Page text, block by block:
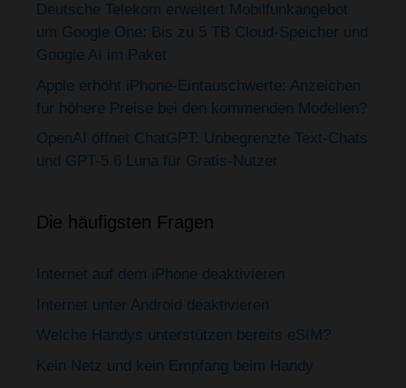
Deutsche Telekom erweitert Mobilfunkangebot
um Google One: Bis zu 5 TB Cloud-Speicher und
Google AI im Paket
Apple erhöht iPhone-Eintauschwerte: Anzeichen
für höhere Preise bei den kommenden Modellen?
OpenAI öffnet ChatGPT: Unbegrenzte Text-Chats
und GPT-5.6 Luna für Gratis-Nutzer
Die häufigsten Fragen
Internet auf dem iPhone deaktivieren
Internet unter Android deaktivieren
Welche Handys unterstützen bereits eSIM?
Kein Netz und kein Empfang beim Handy